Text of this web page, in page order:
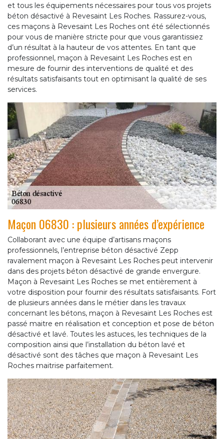
et tous les équipements nécessaires pour tous vos projets
béton désactivé à Revesaint Les Roches. Rassurez-vous,
ces maçons à Revesaint Les Roches ont été sélectionnés
pour vous de manière stricte pour que vous garantissiez
d’un résultat à la hauteur de vos attentes. En tant que
professionnel, maçon à Revesaint Les Roches est en
mesure de fournir des interventions de qualité et des
résultats satisfaisants tout en optimisant la qualité de ses
services.
Maçon 06830 : plusieurs années d’expérience
Collaborant avec une équipe d’artisans maçons
professionnels, l’entreprise béton désactivé Zepp
ravalement maçon à Revesaint Les Roches peut intervenir
dans des projets béton désactivé de grande envergure.
Maçon à Revesaint Les Roches se met entièrement à
votre disposition pour fournir des résultats satisfaisants. Fort
de plusieurs années dans le métier dans les travaux
concernant les bétons, maçon à Revesaint Les Roches est
passé maitre en réalisation et conception et pose de béton
désactivé et lavé. Toutes les astuces, les techniques de la
composition ainsi que l’installation du béton lavé et
désactivé sont des tâches que maçon à Revesaint Les
Roches maitrise parfaitement.